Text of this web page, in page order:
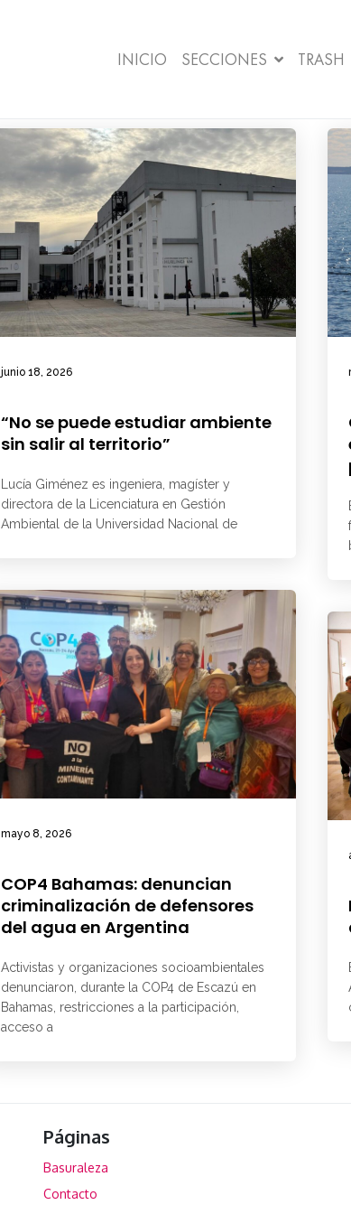
INICIO SECCIONES TRASH
junio 18, 2026
“No se puede estudiar ambiente
sin salir al territorio”
Lucía Giménez es ingeniera, magíster y
directora de la Licenciatura en Gestión
Ambiental de la Universidad Nacional de
mayo 8, 2026
COP4 Bahamas: denuncian
criminalización de defensores
del agua en Argentina
Activistas y organizaciones socioambientales
denunciaron, durante la COP4 de Escazú en
Bahamas, restricciones a la participación,
acceso a
Páginas
Basuraleza
Contacto